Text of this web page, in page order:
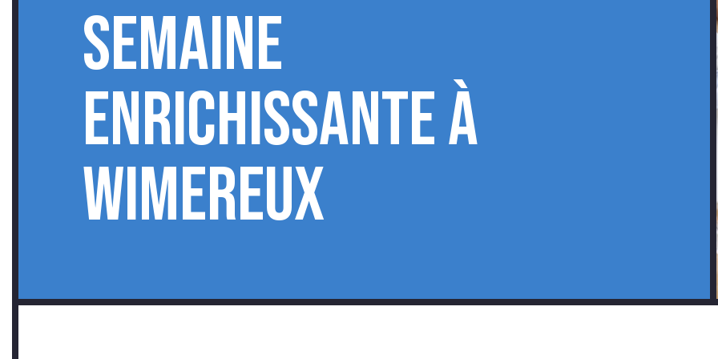
semaine
enrichissante à
Wimereux